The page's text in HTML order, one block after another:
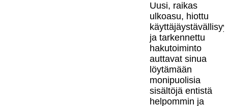
Uusi, raikas
ulkoasu, hiottu
ja tarkennettu
hakutoiminto
auttavat sinua
löytämään
monipuolisia
sisältöjä entistä
helpommin ja